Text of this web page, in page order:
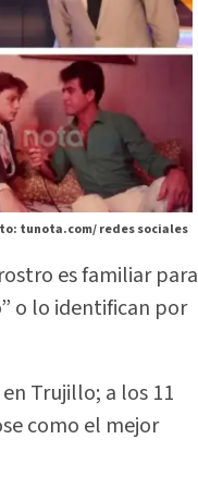
tunota.com/ redes sociales
es familiar para
o lo identifican por
Trujillo; a los 11
como el mejor